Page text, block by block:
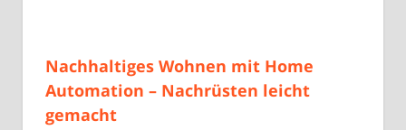
Nachhaltiges Wohnen mit Home
Automation – Nachrüsten leicht
gemacht